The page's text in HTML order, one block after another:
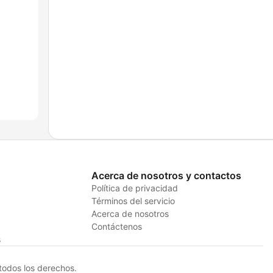
Acerca de nosotros y contactos
Política de privacidad
Términos del servicio
Acerca de nosotros
Contáctenos
los derechos.